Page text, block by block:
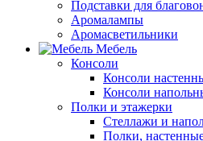
Подставки для
Аромалампы
Аромасветильники
Мебель
Консоли
Консоли
Консоли
Полки и этажерки
Стеллажи и
Полки,